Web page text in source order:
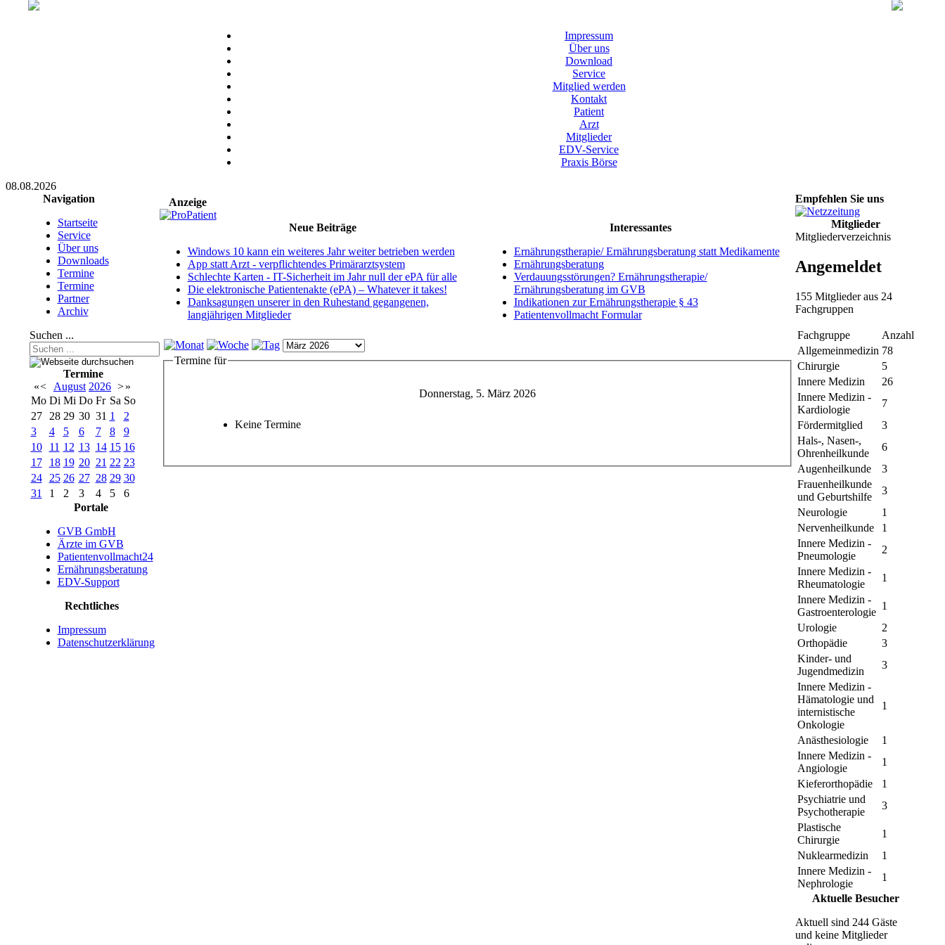
Impressum
Über uns
Download
Service
Mitglied werden
Kontakt
Patient
Arzt
Mitglieder
EDV-Service
Praxis Börse
08.08.2026
Navigation
Startseite
Service
Über uns
Downloads
Termine
Termine
Partner
Archiv
Suchen ...
Termine
«< August 2026 >»
Mo Di Mi Do Fr Sa So
27
28 29 30 31 1
2
3
4 5 6 7 8
9
10
11 12 13 14 15 16
17
18 19 20 21 22 23
24
25 26 27 28 29 30
31
1 2 3 4 5
6
Portale
GVB GmbH
Ärzte im GVB
Patientenvollmacht24
Ernährungsberatung
EDV-Support
Rechtliches
Impressum
Datenschutzerklärung
Anzeige
Neue Beiträge
Windows 10 kann ein weiteres Jahr weiter betrieben werden
App statt Arzt - verpflichtendes Primärarztsystem
Schlechte Karten - IT-Sicherheit im Jahr null der ePA für alle
Die elektronische Patientenakte (ePA) – Whatever it takes!
Danksagungen unserer in den Ruhestand gegangenen,
langjährigen Mitglieder
Interessantes
Ernährungstherapie/ Ernährungsberatung statt Medikamente
Ernährungsberatung
Verdauungsstörungen? Ernährungstherapie/
Ernährungsberatung im GVB
Indikationen zur Ernährungstherapie § 43
Patientenvollmacht Formular
Termine für
Donnerstag, 5. März 2026
Keine Termine
Empfehlen Sie uns
Mitglieder
Mitgliederverzeichnis
Angemeldet
155 Mitglieder aus 24
Fachgruppen
Fachgruppe
Anzahl
Allgemeinmedizin 78
Chirurgie
5
Innere Medizin
26
Innere Medizin -
Kardiologie
7
Fördermitglied
3
Hals-, Nasen-,
Ohrenheilkunde
6
Augenheilkunde
3
Frauenheilkunde
und Geburtshilfe
3
Neurologie
1
Nervenheilkunde
1
Innere Medizin -
Pneumologie
2
Innere Medizin -
Rheumatologie
1
Innere Medizin -
Gastroenterologie
1
Urologie
2
Orthopädie
3
Kinder- und
Jugendmedizin
3
Innere Medizin -
Hämatologie und
internistische
Onkologie
1
Anästhesiologie
1
Innere Medizin -
Angiologie
1
Kieferorthopädie
1
Psychiatrie und
Psychotherapie
3
Plastische
Chirurgie
1
Nuklearmedizin
1
Innere Medizin -
Nephrologie
1
Aktuelle Besucher
Aktuell sind 244 Gäste
und keine Mitglieder